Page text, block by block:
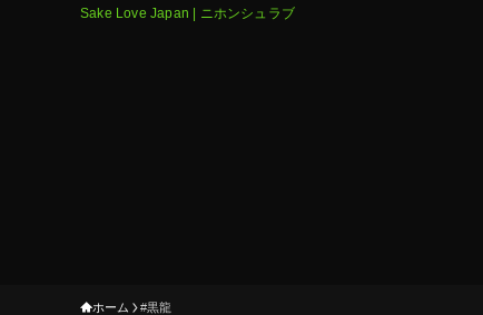
Sake Love Japan | ニホンシュラブ
ホーム #黒龍